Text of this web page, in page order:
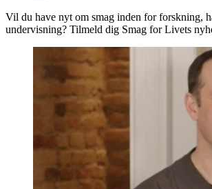
Vil du have nyt om smag inden for forskning,
undervisning? Tilmeld dig Smag for Livets